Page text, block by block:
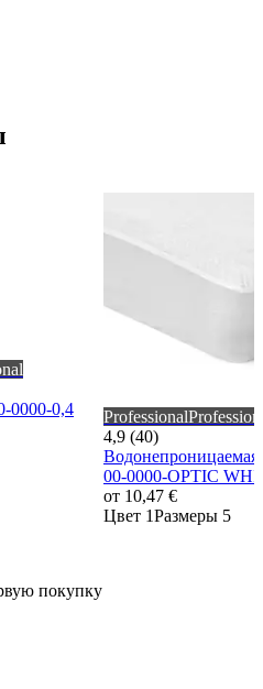
0000-0,4
Professional
4,9 (40)
00-0000-OPTIC
от 10,47 €
Цвет 1Размеры 5
покупку